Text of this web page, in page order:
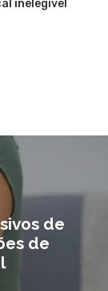
inelegível
de
de